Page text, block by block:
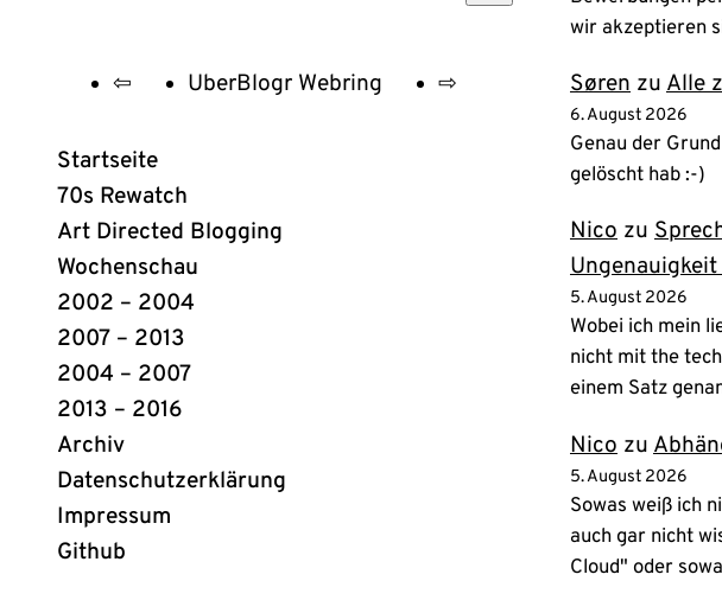
UberBlogr
Webring
Links
⇦ UberBlogr Webring ⇨
Startseite
70s Rewatch
Art Directed Blogging
Wochenschau
2002 – 2004
2007 – 2013
2004 – 2007
2013 – 2016
Archiv
Datenschutzerklärung
Impressum
Github
wir akzeptieren
Søren zu Alle
6. August 2026
Genau der
gelöscht hab :-)
Nico zu
Ungenauigkeit
5. August 2026
Wobei ich mein
nicht mit the
einem Satz
Nico zu
5. August 2026
Sowas weiß ich
auch gar nicht
Cloud" oder